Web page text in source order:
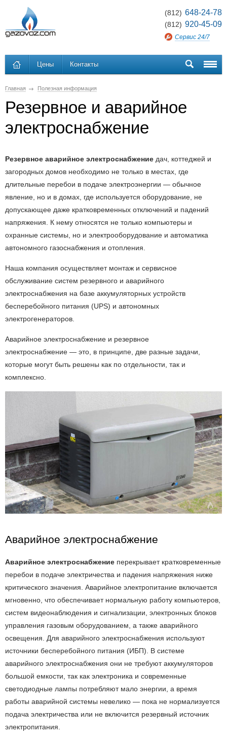
(812) 648-24-78
(812) 920-45-09
Сервис 24/7
Цены Контакты
Главная Полезная информация
Резервное и аварийное
электроснабжение
Резервное аварийное электроснабжение дач, коттеджей и
загородных домов необходимо не только в местах, где
длительные перебои в подаче электроэнергии — обычное
явление, но и в домах, где используется оборудование, не
допускающее даже кратковременных отключений и падений
напряжения. К нему относятся не только компьютеры и
охранные системы, но и электрооборудование и автоматика
автономного газоснабжения и отопления.
Наша компания осуществляет монтаж и сервисное
обслуживание систем резервного и аварийного
электроснабжения на базе аккумуляторных устройств
бесперебойного питания (UPS) и автономных
электрогенераторов.
Аварийное электроснабжение и резервное
электроснабжение — это, в принципе, две разные задачи,
которые могут быть решены как по отдельности, так и
комплексно.
Аварийное электроснабжение
Аварийное электроснабжение перекрывает кратковременные
перебои в подаче электричества и падения напряжения ниже
критического значения. Аварийное электропитание включается
мгновенно, что обеспечивает нормальную работу компьютеров,
систем видеонаблюдения и сигнализации, электронных блоков
управления газовым оборудованием, а также аварийного
освещения. Для аварийного электроснабжения используют
источники бесперебойного питания (ИБП). В системе
аварийного электроснабжения они не требуют аккумуляторов
большой емкости, так как электроника и современные
светодиодные лампы потребляют мало энергии, а время
работы аварийной системы невелико — пока не нормализуется
подача электричества или не включится резервный источник
электропитания.